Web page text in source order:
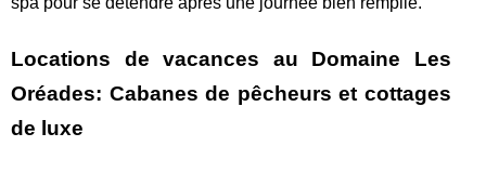
Locations de vacances au Domaine Les
Oréades: Cabanes de pêcheurs et cottages
de luxe